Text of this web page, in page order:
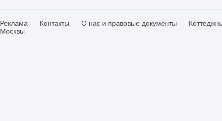
Реклама Контакты О нас и правовые документы
Москвы